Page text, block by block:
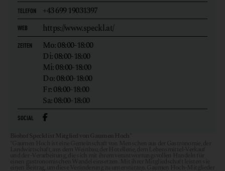
TELEFON +43 699 19031397
WEB https://www.speckl.at/
ZEITEN
Mo: 08:00-18:00
Di: 08:00-18:00
Mi: 08:00-18:00
Do: 08:00-18:00
Fr: 08:00-18:00
Sa: 08:00-18:00
SOCIAL